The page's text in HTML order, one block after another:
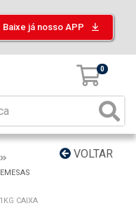
Baixe já nosso APP
0
VOLTAR
CAIXA